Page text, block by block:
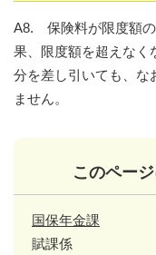
A8. 保険料が限度額の
果、限度額を超えなく
分を差し引いても、な
ません。
このペー
国保年金課
賦課係